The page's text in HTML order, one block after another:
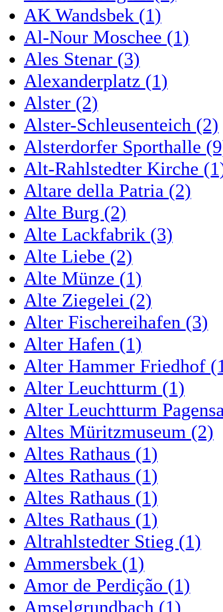
AK Wandsbek (1)
Al-Nour Moschee (1)
Ales Stenar (3)
Alexanderplatz (1)
Alster (2)
Alster-Schleusenteich (2)
Alsterdorfer Sporthalle
Alt-Rahlstedter Kirche
Altare della Patria (2)
Alte Burg (2)
Alte Lackfabrik (3)
Alte Liebe (2)
Alte Münze (1)
Alte Ziegelei (2)
Alter Fischereihafen (3)
Alter Hafen (1)
Alter Hammer Friedhof
Alter Leuchtturm (1)
Alter Leuchtturm
Altes Müritzmuseum (2)
Altes Rathaus (1)
Altes Rathaus (1)
Altes Rathaus (1)
Altes Rathaus (1)
Altrahlstedter Stieg (1)
Ammersbek (1)
Amor de Perdição (1)
Amselgrundbach (1)